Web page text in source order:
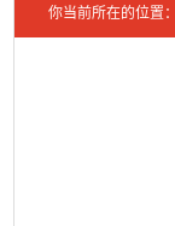
你当前所在的位置